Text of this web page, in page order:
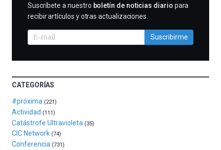
celebración
la
edición
Bilbo
Zientzia
Plaza
(BZP),
un
SUSCRIBIRME
Suscríbete a nuestro boletín de noticias diario para
recibir artículos y otras actualizaciones.
Suscribirme
CATEGORÍAS
#próxima (221)
Actividad (111)
Catástrofe Ultravioleta (35)
CIC Network (74)
Conferencia (731)